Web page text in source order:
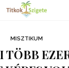
MISZTIKUM
TÖBB